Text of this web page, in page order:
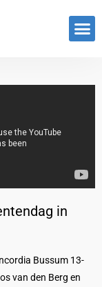
in
Bussum 13-
van den Berg en